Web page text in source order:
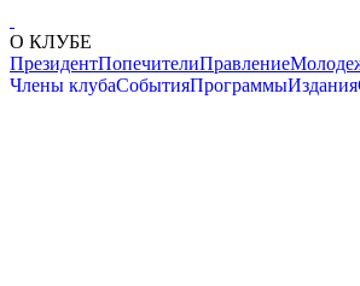
О КЛУБЕ
ПрезидентПопечителиПравление
Члены клубаСобытияПрограммыИздания